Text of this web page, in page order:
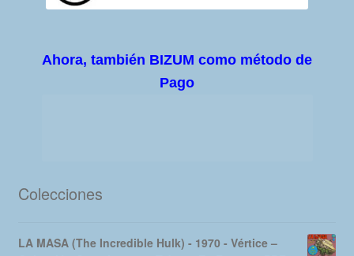
Ahora, también BIZUM como método de
Pago
Colecciones